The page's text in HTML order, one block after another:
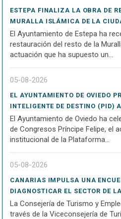
ESTEPA FINALIZA LA OBRA DE
MURALLA ISLÁMICA DE LA
El Ayuntamiento de Estepa ha
restauración del resto de la
actuación que ha supuesto un...
05-08-2026
EL AYUNTAMIENTO DE OVIEDO
INTELIGENTE DE DESTINO (PID)
El Ayuntamiento de Oviedo ha
de Congresos Príncipe Felipe, el
institucional de la Plataforma...
05-08-2026
CANARIAS IMPULSA UNA
DIAGNOSTICAR EL SECTOR DE
La Consejería de Turismo y
través de la Viceconsejería de